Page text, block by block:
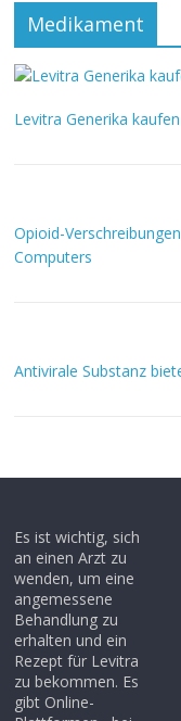
Medikament
Levitra Generika
Opioid-
Computers
Antivirale Substanz
Es ist wichtig, sich
an einen Arzt zu
wenden, um eine
angemessene
Behandlung zu
erhalten und ein
Rezept für Levitra
zu bekommen. Es
gibt Online-